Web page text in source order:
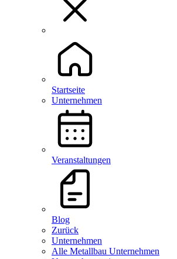
Startseite
Unternehmen
Veranstaltungen
Blog
Zurück
Unternehmen
Alle Metallbau Unternehmen